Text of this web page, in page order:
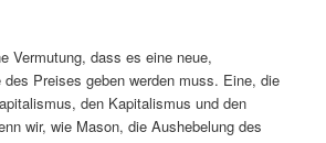
Vermutung, dass es eine neue,
des Preises geben werden muss. Eine, die
den Kapitalismus und den
wir, wie Mason, die Aushebelung des